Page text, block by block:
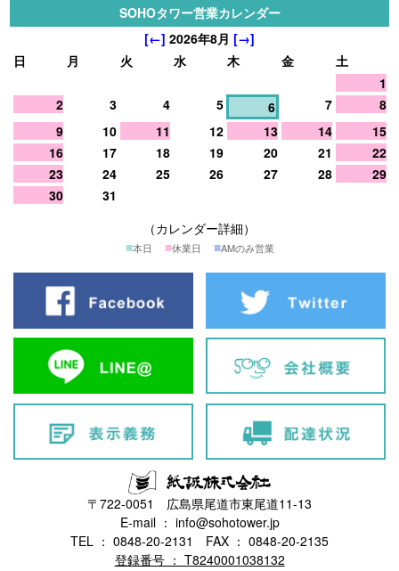
SOHOタワー営業カレンダー
[←] 2026年8月 [→]
日
月 火 水 木 金
土
1
2
3 4 5 6 7
8
9
10 11 12 13 14
15
16
17 18 19 20 21
22
23
24 25 26 27 28
29
30
31
（カレンダー詳細）
■本日 ■休業日 ■AMのみ営業
〒722-0051 広島県尾道市東尾道11-13
E-mail ： info@sohotower.jp
TEL ： 0848-20-2131 FAX ： 0848-20-2135
登録番号 ： T8240001038132